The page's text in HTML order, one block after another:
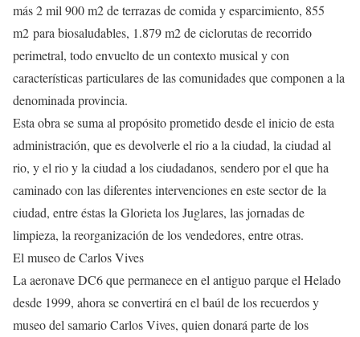
más 2 mil 900 m2 de terrazas de comida y esparcimiento, 855
m2 para biosaludables, 1.879 m2 de ciclorutas de recorrido
perimetral, todo envuelto de un contexto musical y con
características particulares de las comunidades que componen a la
denominada provincia.
Esta obra se suma al propósito prometido desde el inicio de esta
administración, que es devolverle el rio a la ciudad, la ciudad al
rio, y el rio y la ciudad a los ciudadanos, sendero por el que ha
caminado con las diferentes intervenciones en este sector de la
ciudad, entre éstas la Glorieta los Juglares, las jornadas de
limpieza, la reorganización de los vendedores, entre otras.
El museo de Carlos Vives
La aeronave DC6 que permanece en el antiguo parque el Helado
desde 1999, ahora se convertirá en el baúl de los recuerdos y
museo del samario Carlos Vives, quien donará parte de los